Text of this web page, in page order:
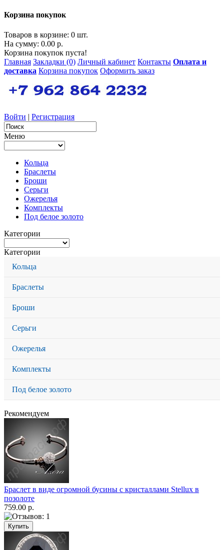
Корзина покупок
Товаров в корзине: 0 шт.
На сумму: 0.00 р.
Корзина покупок пуста!
Главная Закладки (0) Личный кабинет Контакты Оплата и
доставка Корзина покупок Оформить заказ
Войти | Регистрация
Меню
Кольца
Браслеты
Броши
Серьги
Ожерелья
Комплекты
Под белое золото
Категории
Категории
Кольца
Браслеты
Броши
Серьги
Ожерелья
Комплекты
Под белое золото
Рекомендуем
Браслет в виде огромной бусины с кристаллами Stellux в
позолоте
759.00 р.